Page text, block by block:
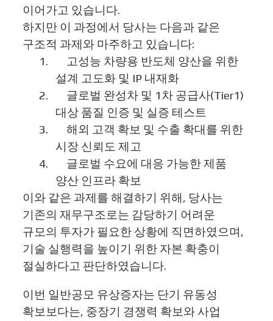
이어가고 있습니다.
하지만 이 과정에서 당사는 다음과 같은
구조적 과제와 마주하고 있습니다:
1.
고성능 차량용 반도체 양산을 위한
설계 고도화 및 IP 내재화
2.
글로벌 완성차 및 1차 공급사(Tier1)
대상 품질 인증 및 실증 테스트
3.
해외 고객 확보 및 수출 확대를 위한
시장 신뢰도 제고
4.
글로벌 수요에 대응 가능한 제품
양산 인프라 확보
이와 같은 과제를 해결하기 위해 , 당사는
기존의 재무구조로는 감당하기 어려운
규모의 투자가 필요한 상황에 직면하였으며 ,
기술 실행력을 높이기 위한 자본 확충이
절실하다고 판단하였습니다.
이번 일반공모 유상증자는 단기 유동성
확보보다는, 중장기 경쟁력 확보와 사업